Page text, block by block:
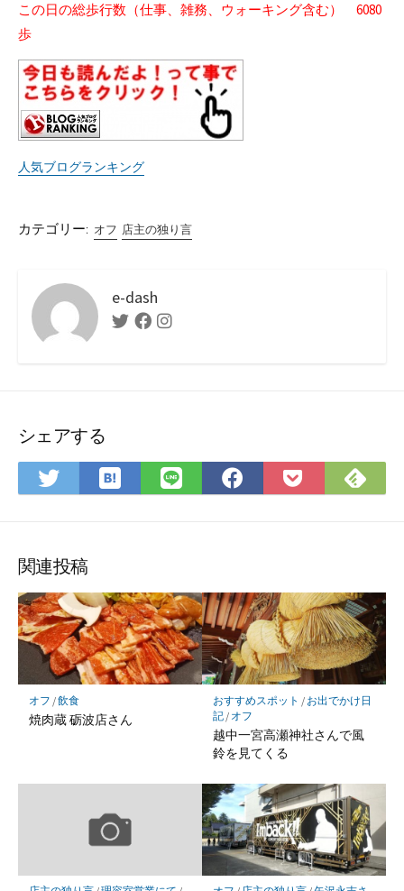
この日の総歩行数（仕事、雑務、ウォーキング含む） 6080
歩
人気ブログランキング
カテゴリー: オフ 店主の独り言
e-dash
TwitterFacebookInstagram
シェアする
Twitter
で
ア
は
て
ク
マ
ー
ク
に
保
存
LINE
で
Facebook
で
Pocket
に
で
関連投稿
オフ /飲食
焼肉蔵 砺波店さん
おすすめスポット / お出でかけ日
記/ オフ
越中一宮高瀬神社さんで風
鈴を見てくる